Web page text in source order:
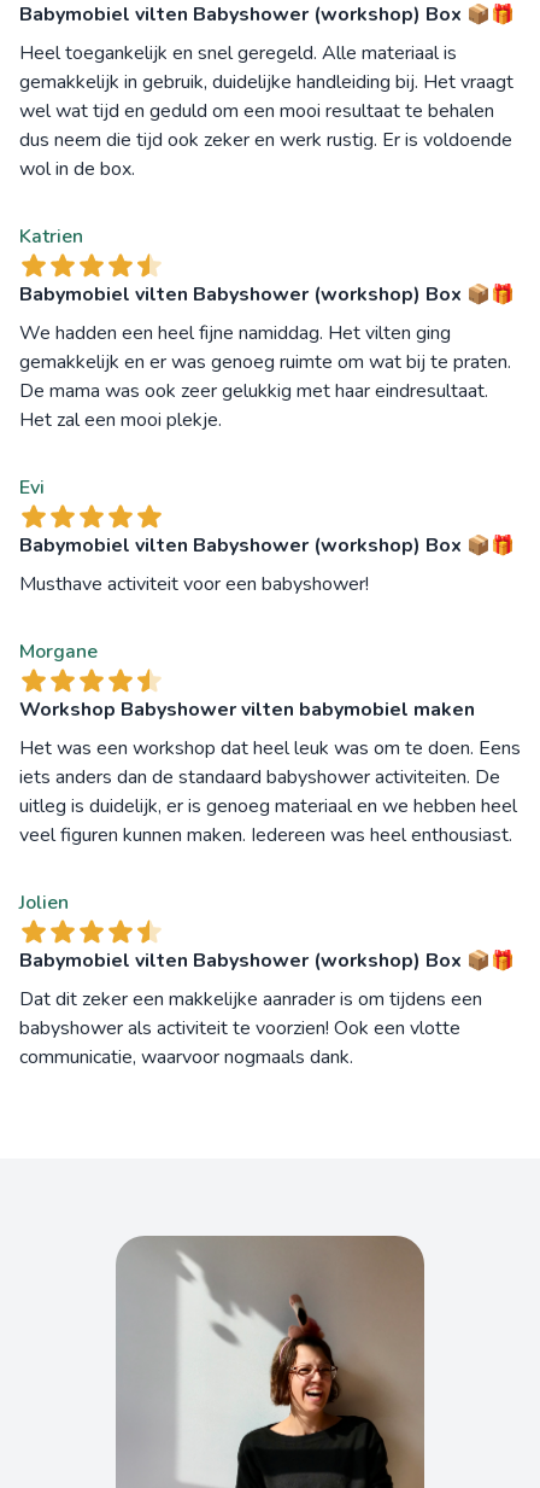
Babymobiel vilten Babyshower (workshop) Box 📦🎁
Heel toegankelijk en snel geregeld. Alle materiaal is
gemakkelijk in gebruik, duidelijke handleiding bij. Het vraagt
wel wat tijd en geduld om een mooi resultaat te behalen
dus neem die tijd ook zeker en werk rustig. Er is voldoende
wol in de box.
Katrien
Babymobiel vilten Babyshower (workshop) Box 📦🎁
We hadden een heel fijne namiddag. Het vilten ging
gemakkelijk en er was genoeg ruimte om wat bij te praten.
De mama was ook zeer gelukkig met haar eindresultaat.
Het zal een mooi plekje.
Evi
Babymobiel vilten Babyshower (workshop) Box 📦🎁
Musthave activiteit voor een babyshower!
Morgane
Workshop Babyshower vilten babymobiel maken
Het was een workshop dat heel leuk was om te doen. Eens
iets anders dan de standaard babyshower activiteiten. De
uitleg is duidelijk, er is genoeg materiaal en we hebben heel
veel figuren kunnen maken. Iedereen was heel enthousiast.
Jolien
Babymobiel vilten Babyshower (workshop) Box 📦🎁
Dat dit zeker een makkelijke aanrader is om tijdens een
babyshower als activiteit te voorzien! Ook een vlotte
communicatie, waarvoor nogmaals dank.